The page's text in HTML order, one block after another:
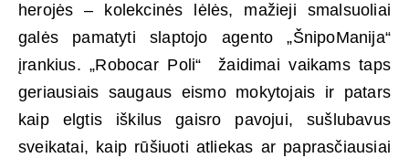
herojės – kolekcinės lėlės, mažieji smalsuoliai
galės pamatyti slaptojo agento „ŠnipoManija“
įrankius. „Robocar Poli“ žaidimai vaikams taps
geriausiais saugaus eismo mokytojais ir patars
kaip elgtis iškilus gaisro pavojui, sušlubavus
sveikatai, kaip rūšiuoti atliekas ar paprasčiausiai